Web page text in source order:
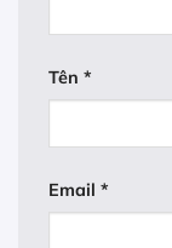
Tên *
Email *